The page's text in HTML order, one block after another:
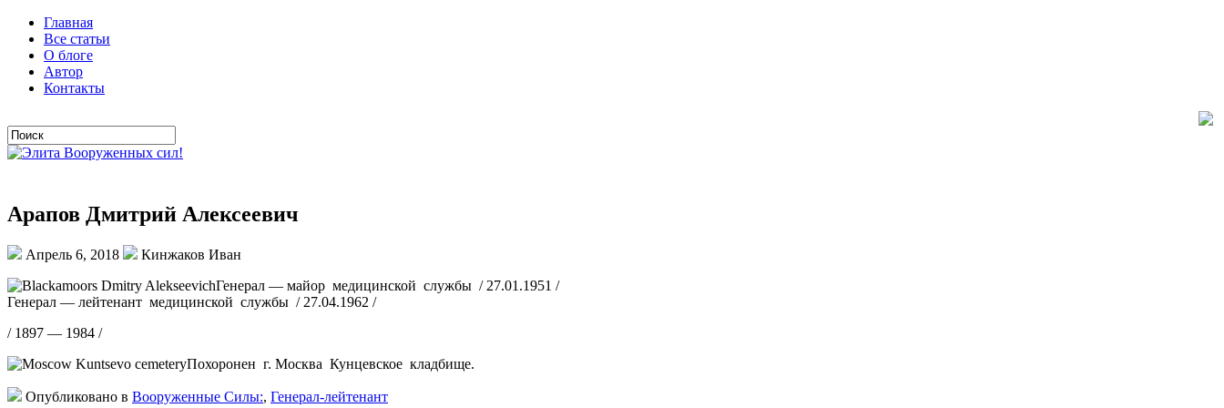
Главная
Все статьи
О блоге
Автор
Контакты
Арапов Дмитрий Алексеевич
Апрель 6, 2018
Кинжаков Иван
Генерал — майор медицинской службы / 27.01.1951 /
Генерал — лейтенант медицинской службы / 27.04.1962 /
/ 1897 — 1984 /
Похоронен г. Москва Кунцевское кладбище.
Опубликовано в Вооруженные Силы:, Генерал-лейтенант